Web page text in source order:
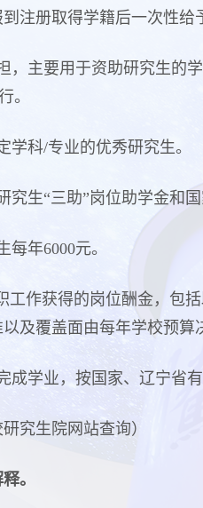
注册取得学籍后一次性给
，主要用于资助研究生的
。
学科/专业的优秀研究生。
生“三助”岗位助学金和国
年6000元。
工作获得的岗位酬金，包
及覆盖面由每年学校预算
成学业，按国家、辽宁省有
究生院网站查询）
。